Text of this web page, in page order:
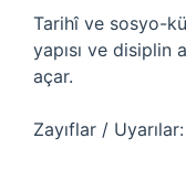
Tarihî ve sosyo-
yapısı ve disiplin
açar.
Zayıflar / Uyarılar: